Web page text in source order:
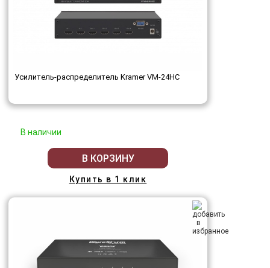
Усилитель-распределитель Kramer VM-24HC
В наличии
В КОРЗИНУ
Купить в 1 клик